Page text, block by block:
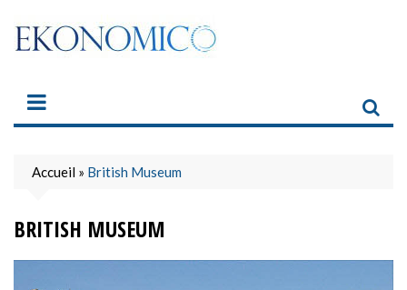
content
Accueil » British Museum
BRITISH MUSEUM